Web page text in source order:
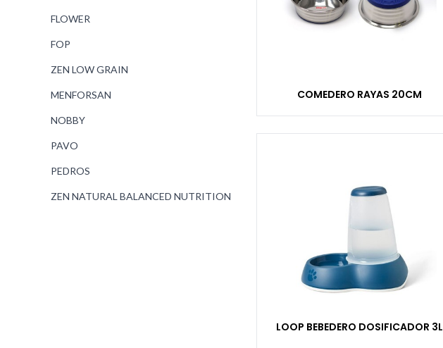
FLOWER
FOP
ZEN LOW GRAIN
MENFORSAN
NOBBY
PAVO
PEDROS
ZEN NATURAL BALANCED NUTRITION
COMEDERO RAYAS 20CM
LOOP BEBEDERO DOSIFICADOR 3L